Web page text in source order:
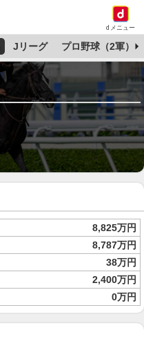
dメニュー
Jリーグ プロ野球（2軍）
8,825万円
8,787万円
38万円
2,400万円
0万円